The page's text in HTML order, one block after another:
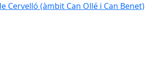
Cervelló (àmbit Can Ollé i Can Benet)